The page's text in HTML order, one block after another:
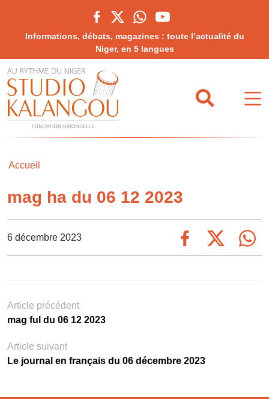
Informations, débats, magazines : toute l’actualité du
Niger, en 5 langues
Accueil
mag ha du 06 12 2023
6 décembre 2023
Article précédent
mag ful du 06 12 2023
Article suivant
Le journal en français du 06 décembre 2023